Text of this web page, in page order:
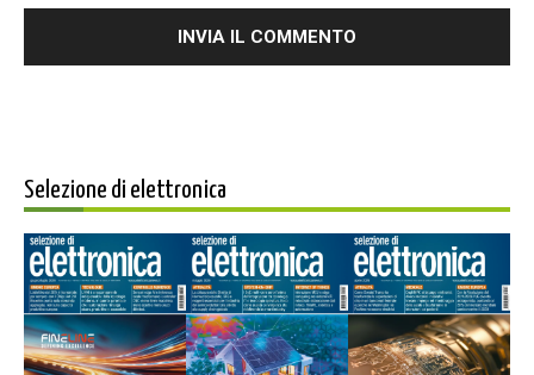
Selezione di elettronica